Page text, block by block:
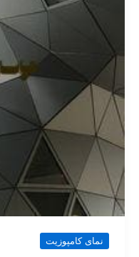
نمای کامپوزیت